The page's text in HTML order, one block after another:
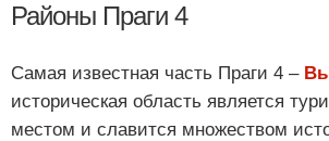
Районы Праги 4
Самая известная часть Праги 4 –
историческая область является
местом и славится множеством